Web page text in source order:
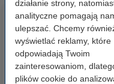
działanie strony,
analityczne pomagają
ulepszać. Chcemy
wyświetlać reklamy, które
odpowiadają Twoim
zainteresowaniom,
plików cookie do